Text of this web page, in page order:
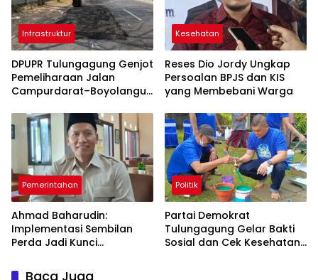
Infrastruktur
DPUPR Tulungagung Genjot
Pemeliharaan Jalan
Campurdarat–Boyolangu,
Diperbaiki
Kesehatan
Reses Dio Jordy Ungkap
Persoalan BPJS dan KIS
yang Membebani Warga
Pemerintahan
Ahmad Baharudin:
Implementasi Sembilan
Perda Jadi Kunci
Pembangunan
Politik
Partai Demokrat
Tulungagung Gelar Bakti
Sosial dan Cek Kesehatan
Baca Juga